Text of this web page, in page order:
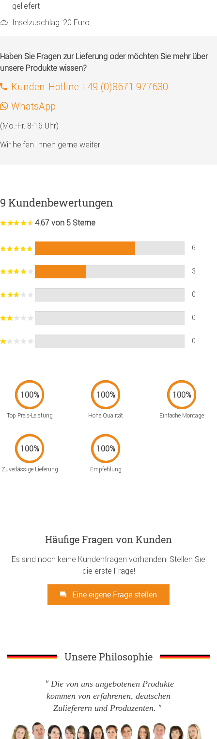
geliefert
Inselzuschlag: 20 Euro
Haben Sie Fragen zur Lieferung oder möchten Sie mehr über
unsere Produkte wissen?
Kunden-Hotline +49 (0)8671 977630
WhatsApp
(Mo.-Fr. 8-16 Uhr)
Wir helfen Ihnen gerne weiter!
9 Kundenbewertungen
4.67 von 5 Sterne
6
3
0
0
0
Top Preis-Leistung Hohe Qualität Einfache Montage
Zuverlässige Lieferung Empfehlung
Häufige Fragen von Kunden
Es sind noch keine Kundenfragen vorhanden. Stellen Sie
die erste Frage!
Eine eigene Frage stellen
Unsere Philosophie
Die von uns angebotenen Produkte
kommen von erfahrenen, deutschen
Zulieferern und Produzenten.